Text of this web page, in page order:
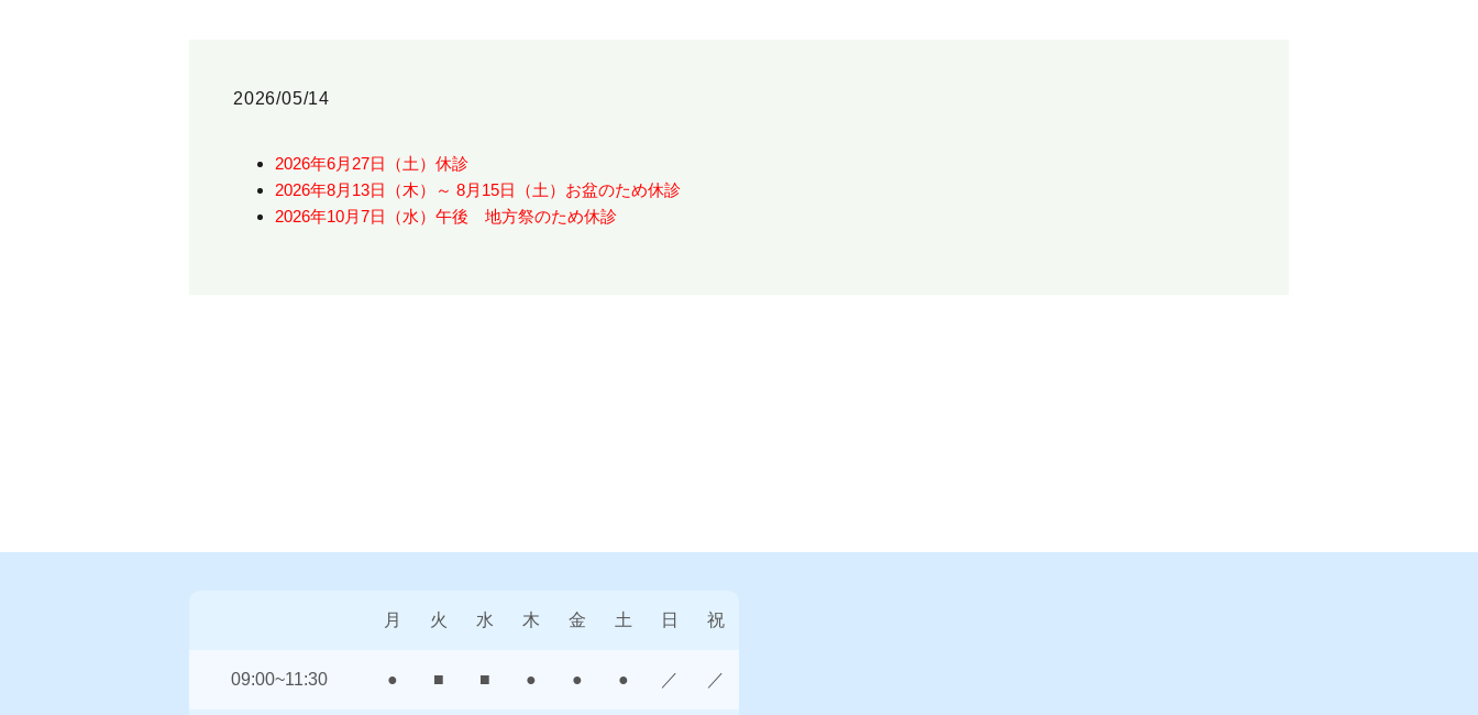
2026/05/14
2026年6月27日（土）休診
2026年8月13日（木）～ 8月15日（土）お盆のため休診
2026年10月7日（水）午後 地方祭のため休診
月 火 水 木 金 土 日 祝
09:00~11:30 ● ■ ■ ● ● ● ／ ／